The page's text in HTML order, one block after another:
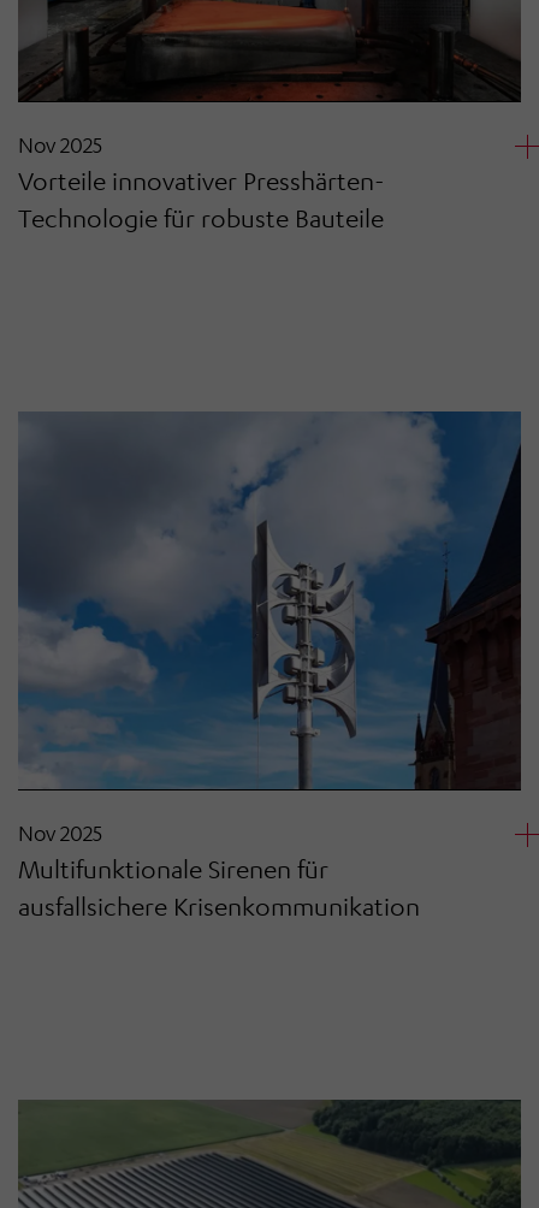
Nov 2025
Vorteile innovativer Presshärten-
Technologie für robuste Bauteile
Nov 2025
Multifunktionale Sirenen für
ausfallsichere Krisenkommunikation